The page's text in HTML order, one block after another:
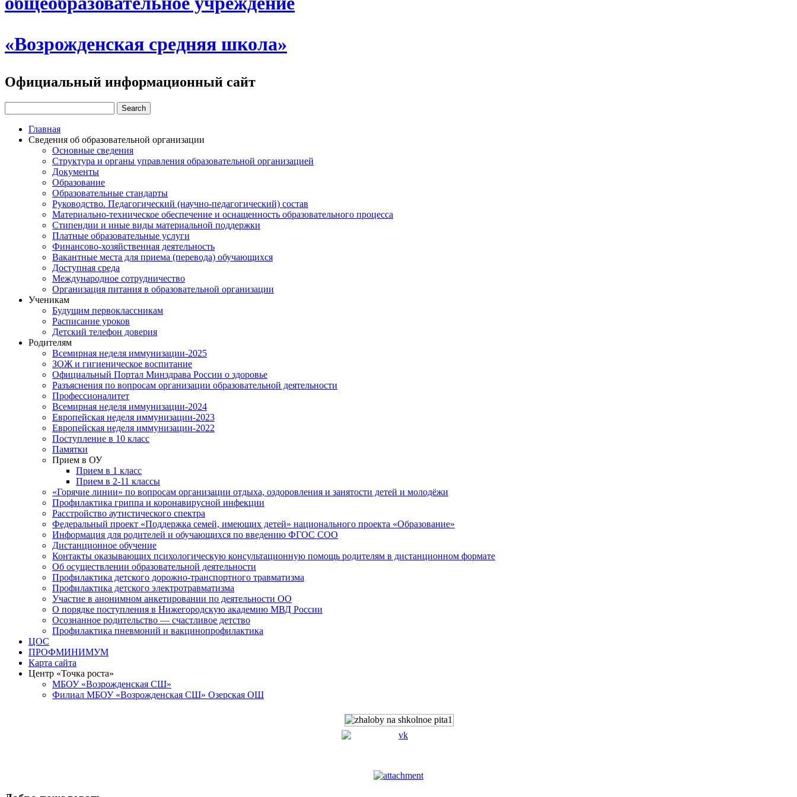
«Возрожденская средняя школа»
Официальный информационный сайт
Главная
Сведения об образовательной организации
Основные сведения
Структура и органы управления образовательной организацией
Документы
Образование
Образовательные стандарты
Руководство. Педагогический (научно-педагогический) состав
Материально-техническое обеспечение и оснащенность образовательного процесса
Стипендии и иные виды материальной поддержки
Платные образовательные услуги
Финансово-хозяйственная деятельность
Вакантные места для приема (перевода) обучающихся
Доступная среда
Международное сотрудничество
Организация питания в образовательной организации
Ученикам
Будущим первоклассникам
Расписание уроков
Детский телефон доверия
Родителям
Всемирная неделя иммунизации-2025
ЗОЖ и гигиеническое воспитание
Официальный Портал Минздрава России о здоровье
Разъяснения по вопросам организации образовательной деятельности
Профессионалитет
Всемирная неделя иммунизации-2024
Европейская неделя иммунизации-2023
Европейская неделя иммунизации-2022
Поступление в 10 класс
Памятки
Прием в ОУ
Прием в 1 класс
Прием в 2-11 классы
«Горячие линии» по вопросам организации отдыха, оздоровления и занятости детей и молодёжи
Профилактика гриппа и коронавирусной инфекции
Расстройство аутистического спектра
Федеральный проект «Поддержка семей, имеющих детей» национального проекта «Образование»
Информация для родителей и обучающихся по введению ФГОС СОО
Дистанционное обучение
Контакты оказывающих психологическую консультационную помощь родителям в дистанционном формате
Об осуществлении образовательной деятельности
Профилактика детского дорожно-транспортного травматизма
Профилактика детского электротравматизма
Участие в анонимном анкетировании по деятельности ОО
О порядке поступления в Нижегородскую академию МВД России
Осознанное родительство — счастливое детство
Профилактика пневмоний и вакцинопрофилактика
ЦОС
ПРОФМИНИМУМ
Карта сайта
Центр «Точка роста»
МБОУ «Возрожденская СШ»
Филиал МБОУ «Возрожденская СШ» Озерская ОШ